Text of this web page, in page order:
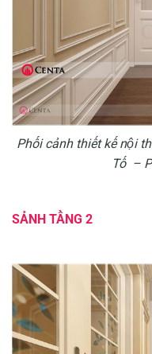
Phối cảnh thiết kế nội
Tố –
SẢNH TẦNG 2